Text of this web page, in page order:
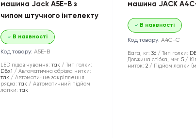
машина Jack A5E-B з
чипом штучного інтелекту
В наявності
Код товару: A5E-B
LED підсвічування: так
Тип голки:
DBx1
Автоматична обрізка нитки:
так
Автоматичне закріплення
рядка: так
Автоматичний підйом
лапки: так
машина JACK
В наявності
Код товару: A4C-С
Вага, кг: 36 Тип голки:
Довжина стібка, мм: 5
ниток: 2 Підйом лапки